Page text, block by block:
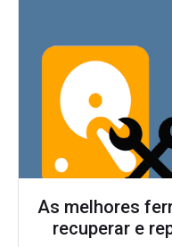
As melhores
recuperar e